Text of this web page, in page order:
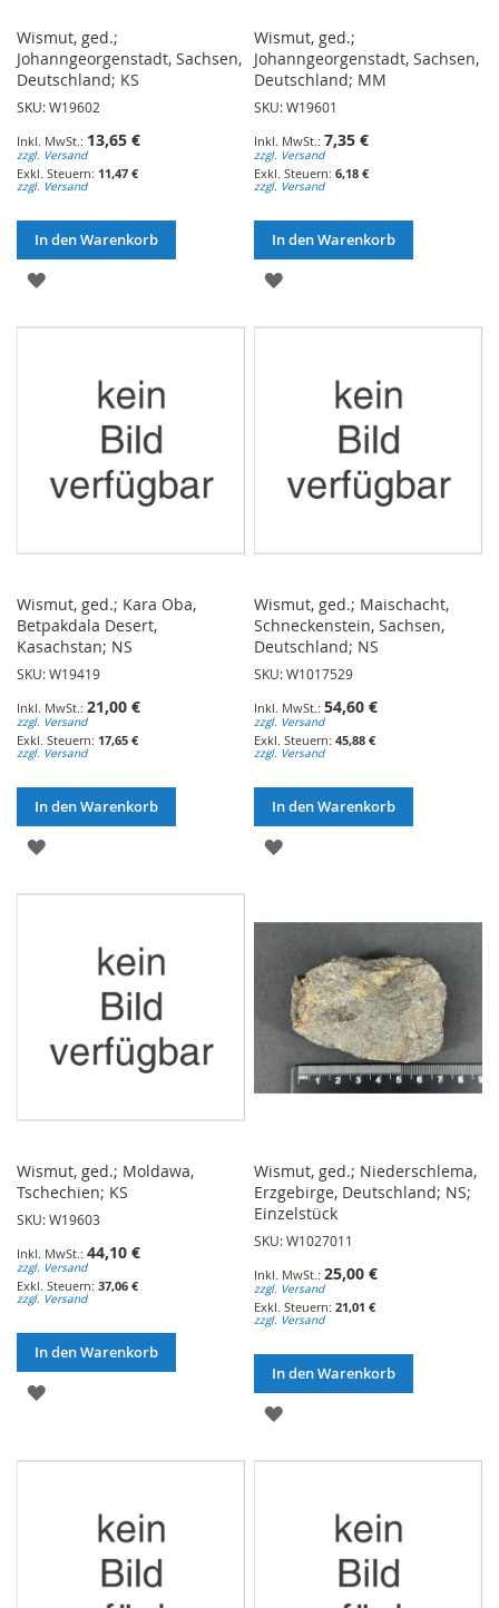
Wismut, ged.;
Johanngeorgenstadt, Sachsen,
Deutschland; KS
SKU: W19602
13,65 €
zzgl. Versand
11,47 €
zzgl. Versand
In den Warenkorb
ZUR
Wismut, ged.;
Johanngeorgenstadt, Sachsen,
Deutschland; MM
SKU: W19601
7,35 €
zzgl. Versand
6,18 €
zzgl. Versand
In den Warenkorb
ZUR
Wismut, ged.; Kara Oba,
Betpakdala Desert,
Kasachstan; NS
SKU: W19419
21,00 €
zzgl. Versand
17,65 €
zzgl. Versand
In den Warenkorb
ZUR
Wismut, ged.; Maischacht,
Schneckenstein, Sachsen,
Deutschland; NS
SKU: W1017529
54,60 €
zzgl. Versand
45,88 €
zzgl. Versand
In den Warenkorb
ZUR
HINZUFÜGEN
Wismut, ged.; Moldawa,
Tschechien; KS
SKU: W19603
44,10 €
zzgl. Versand
37,06 €
zzgl. Versand
In den Warenkorb
ZUR
HINZUFÜGEN
Wismut, ged.; Niederschlema,
Erzgebirge, Deutschland; NS;
Einzelstück
SKU: W1027011
25,00 €
zzgl. Versand
21,01 €
zzgl. Versand
In den Warenkorb
ZUR